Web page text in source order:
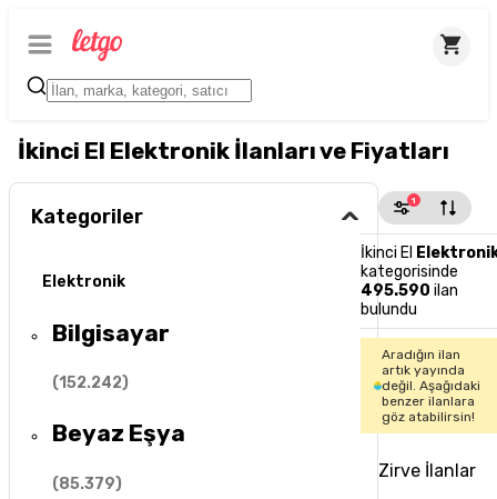
İkinci El Elektronik İlanları ve Fiyatları
Kategoriler
Elektronik
Bilgisayar
(152.242)
Beyaz Eşya
(85.379)
1
İkinci El
kategorisinde
495.590 ilan
bulundu
Aradığın ilan
artık yayında
değil. Aşağıdaki
benzer ilanlara
göz atabilirsin!
Zirve İlanlar